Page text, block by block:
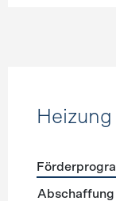
Heizung
Abschaffung